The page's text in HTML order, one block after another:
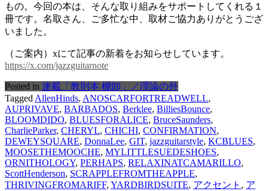
もの。今回の本は、そんな取り組みをサポートしてくれる１
冊です。名取さん、ご多忙な中、取材ご協力ありがとうござ
いました。
（ご案内）xにて記事の新着をお知らせしています。
https://x.com/jazzguitarnote
Posted in 連載「教則本 棚卸」／理論の外
Tagged AllenHinds, ANOSCARFORTREADWELL,
AUPRIVAVE, BARBADOS, Berklee, BilliesBounce,
BLOOMDIDO, BLUESFORALICE, BruceSaunders,
CharlieParker, CHERYL, CHICHI, CONFIRMATION,
DEWEYSQUARE, DonnaLee, GIT, jazzguitarstyle, KCBLUES,
MOOSETHEMOOCHE, MYLITTLESUEDESHOES,
ORNITHOLOGY, PERHAPS, RELAXINATCAMARILLO,
ScottHenderson, SCRAPPLEFROMTHEAPPLE,
THRIVINGFROMARIFF, YARDBIRDSUITE, アクセント , ア